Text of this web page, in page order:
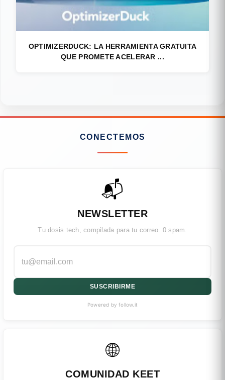
OPTIMIZERDUCK: LA HERRAMIENTA GRATUITA
QUE PROMETE ACELERAR ...
CONECTEMOS
📬
NEWSLETTER
Tu dosis tech, compilada para tu correo. 0 spam.
SUSCRIBIRME
Powered by follow.it
🌐
COMUNIDAD KEET